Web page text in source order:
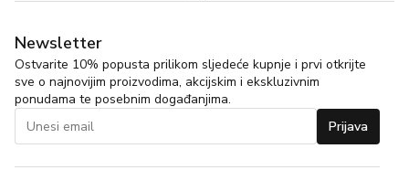
Newsletter
Ostvarite 10% popusta prilikom sljedeće kupnje i prvi otkrijte
sve o najnovijim proizvodima, akcijskim i ekskluzivnim
ponudama te posebnim događanjima.
Prijava